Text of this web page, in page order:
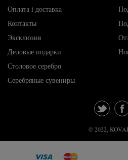
Оплата і доставка
Контакты
Эксклюзив
Деловые подарки
Столовое серебро
Серебряные сувениры
© 2022,
tw fb